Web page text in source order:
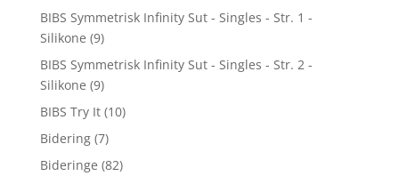
BIBS Symmetrisk Infinity Sut - Singles - Str. 1 -
Silikone (9)
BIBS Symmetrisk Infinity Sut - Singles - Str. 2 -
Silikone (9)
BIBS Try It (10)
Bidering (7)
Bideringe (82)